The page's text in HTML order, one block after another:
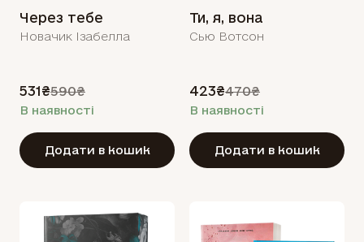
Через тебе
Новачик Ізабелла
531₴590₴
В наявності
Додати в кошик
Ти, я, вона
Сью Вотсон
423₴470₴
В наявності
Додати в кошик